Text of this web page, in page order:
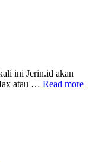
ini Jerin.id akan
atau … Read more